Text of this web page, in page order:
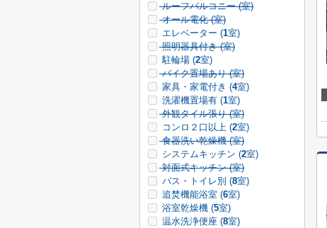
ルーフバルコニー (室)
オール電化 (室)
エレベーター (1室)
照明器具付き (室)
駐輪場 (2室)
バイク置場あり (室)
家具・家電付き (4室)
洗濯機置場有 (1室)
外観タイル張り (室)
コンロ２口以上 (2室)
食器洗い乾燥機 (室)
システムキッチン (2室)
対面式キッチン (室)
バス・トイレ別 (8室)
追焚機能浴室 (6室)
浴室乾燥機 (5室)
温水洗浄便座 (8室)